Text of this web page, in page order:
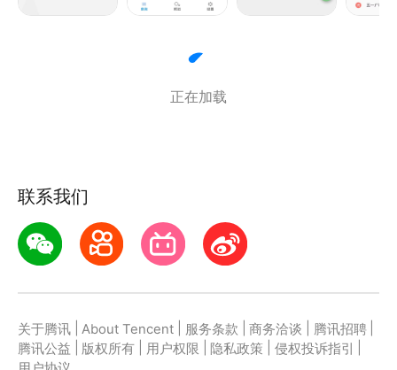
- 提供准确的换乘方案，包括乘车时间、始发和末班出
4、特别提示：我司是民营企业，本应用由我司开发与
维护，数据来源于高德以及我司自行收集整理的信息。
本应用不是官方APP，请知悉！
正在加载
联系我们
关于腾讯 About Tencent 服务条款 商务洽谈 腾讯招聘
腾讯公益
版权所有 用户权限 隐私政策 侵权投诉指引